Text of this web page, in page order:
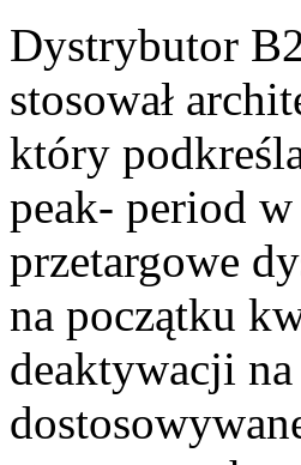
Dystrybutor
stosował
który
peak- period
przetargowe
na początku
deaktywacji